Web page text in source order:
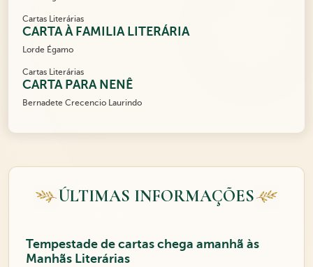
Cartas Literárias
CARTA À FAMILIA LITERÁRIA
Lorde Égamo
Cartas Literárias
CARTA PARA NENÊ
Bernadete Crecencio Laurindo
ÚLTIMAS INFORMAÇÕES
Tempestade de cartas chega amanhã às
Manhãs Literárias